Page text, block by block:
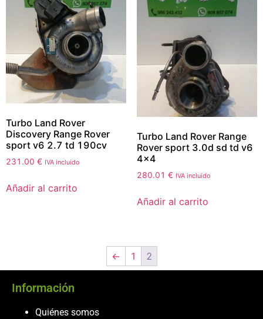
Turbo Land Rover
Discovery Range Rover
sport v6 2.7 td 190cv
231.00 € IVA incluido
Añadir al carrito
Turbo Land Rover Range
Rover sport 3.0d sd td v6
4×4
280.01 € IVA incluido
Añadir al carrito
← 1 2
Información
Quiénes somos